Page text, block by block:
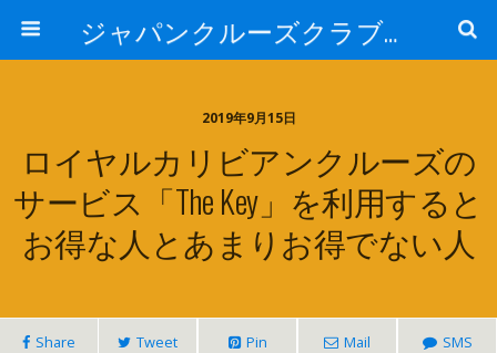
ジャパンクルーズクラブ トピック
2019年9月15日
ロイヤルカリビアンクルーズの
サービス「The Key」を利用すると
お得な人とあまりお得でない人
Share Tweet Pin Mail SMS